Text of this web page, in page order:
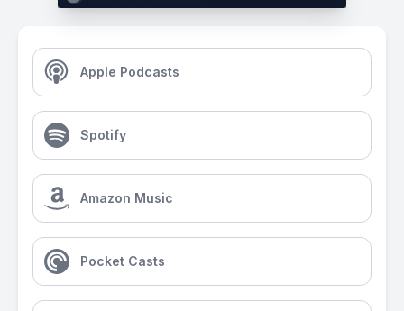
Apple Podcasts
Spotify
Amazon Music
Pocket Casts